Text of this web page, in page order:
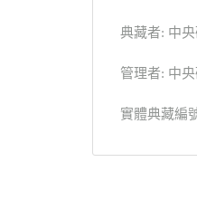
典藏者: 中
管理者: 中
實體典藏編